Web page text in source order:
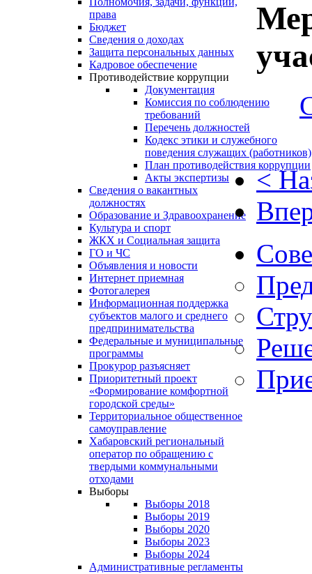
права
Бюджет
Сведения о доходах
Защита персональных данных
Кадровое обеспечение
Противодействие коррупции
Документация
Комиссия по соблюдению
требований
Перечень должностей
Кодекс этики и служебного
поведения служащих (работников)
План противодействия коррупции
Акты экспертизы
Сведения о вакантных
должностях
Образование и Здравоохранение
Культура и спорт
ЖКХ и Социальная защита
ГО и ЧС
Объявления и новости
Интернет приемная
Фотогалерея
Информационная поддержка
субъектов малого и среднего
предпринимательства
Федеральные и муниципальные
программы
Прокурор разъясняет
Приоритетный проект
«Формирование комфортной
городской среды»
Территориальное общественное
самоуправление
Хабаровский региональный
оператор по обращению с
твердыми коммунальными
отходами
Выборы
Выборы 2018
Выборы 2019
Выборы 2020
Выборы 2023
Выборы 2024
Административные регламенты
<